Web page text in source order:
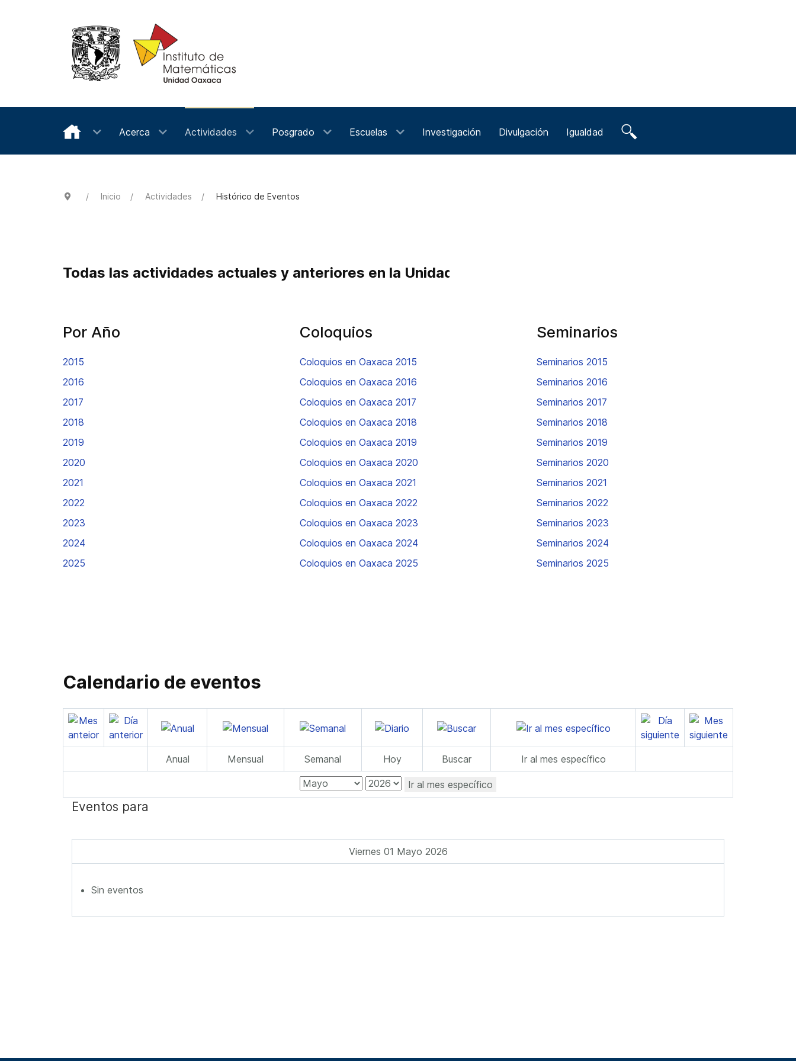
Acerca Actividades Posgrado Escuelas Investigación Divulgación Igualdad
Inicio Actividades Histórico de Eventos
Todas las actividades actuales y anteriores en la Unidad Oaxaca
Por Año
2015
2016
2017
2018
2019
2020
2021
2022
2023
2024
2025
Coloquios
Coloquios en Oaxaca 2015
Coloquios en Oaxaca 2016
Coloquios en Oaxaca 2017
Coloquios en Oaxaca 2018
Coloquios en Oaxaca 2019
Coloquios en Oaxaca 2020
Coloquios en Oaxaca 2021
Coloquios en Oaxaca 2022
Coloquios en Oaxaca 2023
Coloquios en Oaxaca 2024
Coloquios en Oaxaca 2025
Seminarios
Seminarios 2015
Seminarios 2016
Seminarios 2017
Seminarios 2018
Seminarios 2019
Seminarios 2020
Seminarios 2021
Seminarios 2022
Seminarios 2023
Seminarios 2024
Seminarios 2025
Calendario de eventos
Anual Mensual Semanal Hoy Buscar Ir al mes específico
Ir al mes específico
Eventos para
Viernes 01 Mayo 2026
Sin eventos